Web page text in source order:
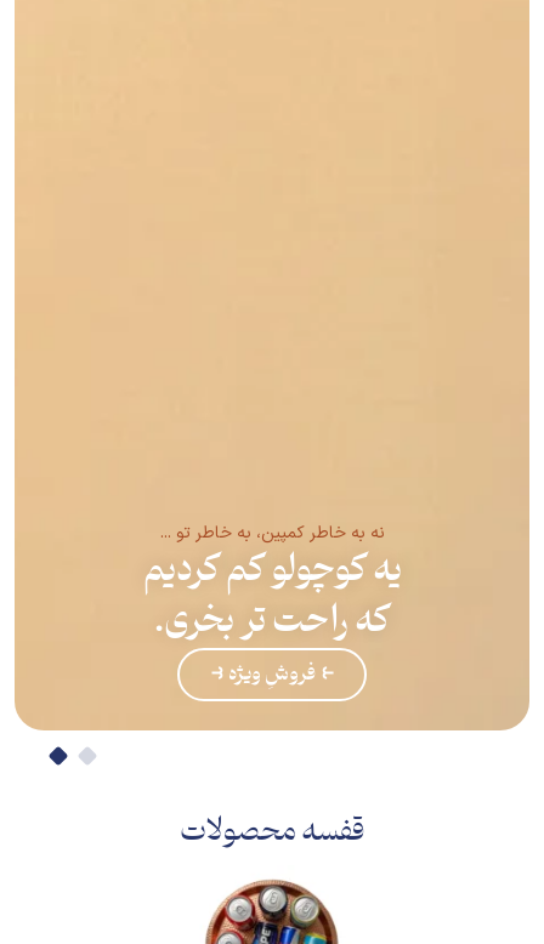
یه کوچولو کم کردیم
که راحت تر بخری.
نه به خاطر کمپین، به خاطر تو ...
⥼ فروشِ ویژه ⥽
قفسه محصولات